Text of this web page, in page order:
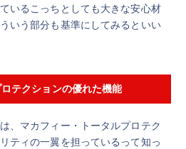
いるこっちとしても大きな安心材
いう部分も基準にしてみるといい
テクションの優れた機能
、マカフィー・トータルプロテク
ティの一翼を担っているって知っ